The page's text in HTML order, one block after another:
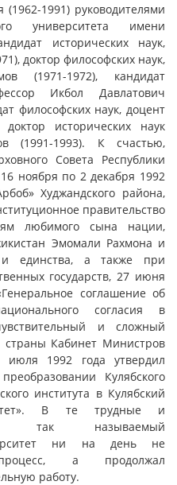
1991) руководителями
университета имени
исторических наук,
доктор философских наук,
(1971-1972), кандидат
Икбол Давлатович
философских наук, доцент
исторических наук
(1991-1993). К счастью,
Совета Республики
ноября по 2 декабря 1992
Худжандского района,
правительство
любимого сына нации,
Эмомали Рахмона и
и единства, а также при
государств, 27 июня
соглашение об
согласия в
и сложный
Кабинет Министров
июля 1992 года утвердил
Кулябского
института в Кулябский
В те трудные и
так называемый
ни на день не
а продолжал
работу.